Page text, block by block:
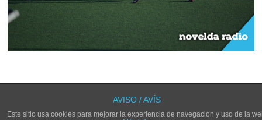
LOS COMENTARIOS Y TRACKBACKS ESTÁN CERRADOS.
AVISO / AVÍS
Este sitio usa cookies para mejorar la experiencia de navegación y uso de la